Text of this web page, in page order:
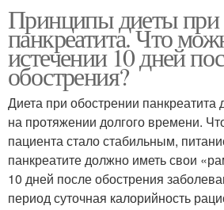
Принципы диеты при
панкреатита. Что
истечении 10 дней
обострения?
Диета при обострении панкреатита
на протяжении долгого времени.
пациента стало стабильным,
панкреатите должно иметь свои
10 дней после обострения
период суточная калорийность